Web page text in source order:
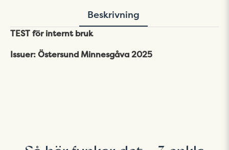
Beskrivning
TEST för internt bruk
Issuer: Östersund Minnesgåva 2025